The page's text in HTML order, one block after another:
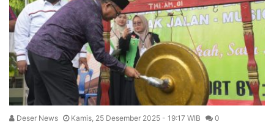
Deser News Kamis, 25 Desember 2025 - 19:17 WIB 0